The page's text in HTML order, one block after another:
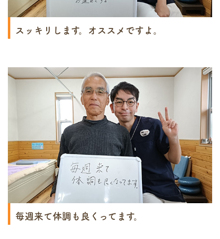
スッキリします。オススメですよ。
毎週来て体調も良くってます。